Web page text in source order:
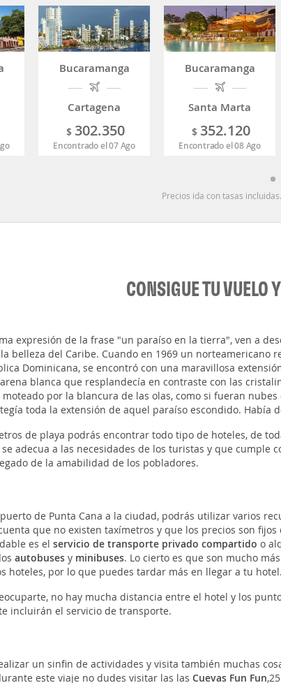
Bucaramanga
Cartagena
$ 302.350
Encontrado el 07 Ago
Bucaramanga
Santa Marta
$ 352.120
Encontrado el 08 Ago
Precios ida con tasas
CONSIGUE TU VUELO
expresión de la frase "un paraíso en la tierra", ven a
belleza del Caribe. Cuando en 1969 un norteamericano
Dominicana, se encontró con una maravillosa
blanca que resplandecía en contraste con las
por la blancura de las olas, como si fueran
toda la extensión de aquel paraíso escondido. Había
de playa podrás encontrar todo tipo de hoteles, de
adecua a las necesidades de los turistas y que cumple
de la amabilidad de los pobladores.
de Punta Cana a la ciudad, podrás utilizar varios
que no existen taxímetros y que los precios son
es el servicio de transporte privado compartido o
autobusesyminibuses. Lo cierto es que son mucho
hoteles, por lo que puedes tardar más en llegar a tu hotel.
no hay mucha distancia entre el hotel y los
incluirán el servicio de transporte.
un sinfin de actividades y visita también muchas
este viaje no dudes visitar las las Cuevas Fun Fun